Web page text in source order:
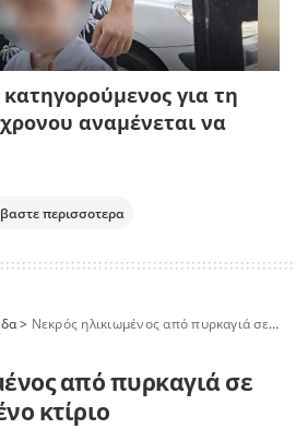
για τη
αναμένεται να
περισσοτερα
> Νεκρός ηλικιωμένος από πυρκαγιά σε εγκαταλελειμμένο κτίριο
από πυρκαγιά σε
κτίριο